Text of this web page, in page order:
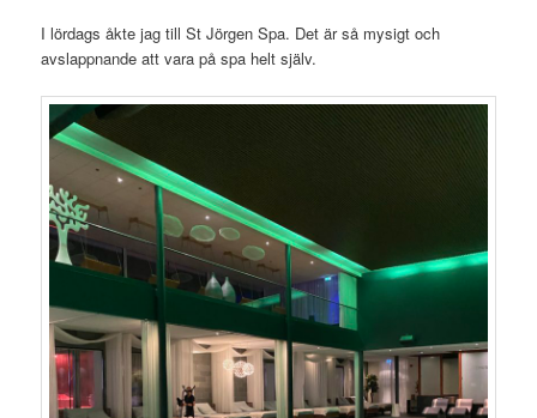
I lördags åkte jag till St Jörgen Spa. Det är så mysigt och
avslappnande att vara på spa helt själv.